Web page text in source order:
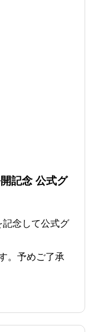
記念 公式グ
記念して公式グ
。予めご了承